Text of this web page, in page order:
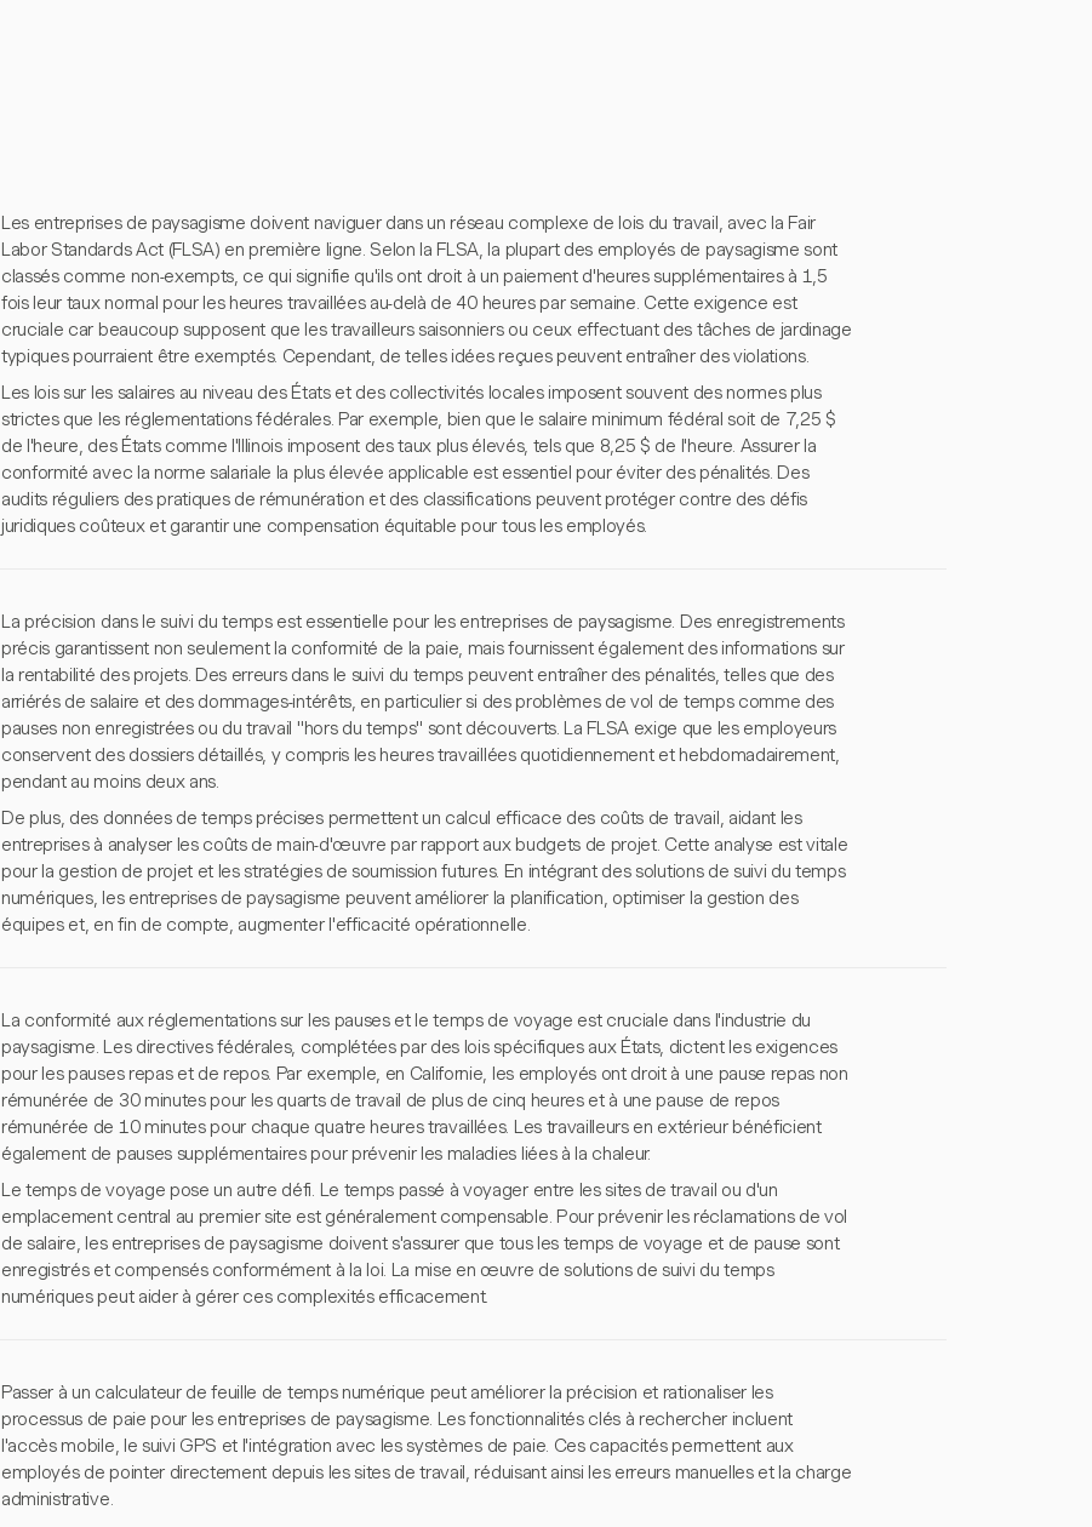
Les entreprises de paysagisme doivent naviguer dans un réseau complexe de lois du travail, avec la Fair
Labor Standards Act (FLSA) en première ligne. Selon la FLSA, la plupart des employés de paysagisme sont
classés comme non-exempts, ce qui signifie qu'ils ont droit à un paiement d'heures supplémentaires à 1,5
fois leur taux normal pour les heures travaillées au-delà de 40 heures par semaine. Cette exigence est
cruciale car beaucoup supposent que les travailleurs saisonniers ou ceux effectuant des tâches de jardinage
typiques pourraient être exemptés. Cependant, de telles idées reçues peuvent entraîner des violations.
Les lois sur les salaires au niveau des États et des collectivités locales imposent souvent des normes plus
strictes que les réglementations fédérales. Par exemple, bien que le salaire minimum fédéral soit de 7,25 $
de l'heure, des États comme l'Illinois imposent des taux plus élevés, tels que 8,25 $ de l'heure. Assurer la
conformité avec la norme salariale la plus élevée applicable est essentiel pour éviter des pénalités. Des
audits réguliers des pratiques de rémunération et des classifications peuvent protéger contre des défis
juridiques coûteux et garantir une compensation équitable pour tous les employés.
La précision dans le suivi du temps est essentielle pour les entreprises de paysagisme. Des enregistrements
précis garantissent non seulement la conformité de la paie, mais fournissent également des informations sur
la rentabilité des projets. Des erreurs dans le suivi du temps peuvent entraîner des pénalités, telles que des
arriérés de salaire et des dommages-intérêts, en particulier si des problèmes de vol de temps comme des
pauses non enregistrées ou du travail "hors du temps" sont découverts. La FLSA exige que les employeurs
conservent des dossiers détaillés, y compris les heures travaillées quotidiennement et hebdomadairement,
pendant au moins deux ans.
De plus, des données de temps précises permettent un calcul efficace des coûts de travail, aidant les
entreprises à analyser les coûts de main-d'œuvre par rapport aux budgets de projet. Cette analyse est vitale
pour la gestion de projet et les stratégies de soumission futures. En intégrant des solutions de suivi du temps
numériques, les entreprises de paysagisme peuvent améliorer la planification, optimiser la gestion des
équipes et, en fin de compte, augmenter l'efficacité opérationnelle.
La conformité aux réglementations sur les pauses et le temps de voyage est cruciale dans l'industrie du
paysagisme. Les directives fédérales, complétées par des lois spécifiques aux États, dictent les exigences
pour les pauses repas et de repos. Par exemple, en Californie, les employés ont droit à une pause repas non
rémunérée de 30 minutes pour les quarts de travail de plus de cinq heures et à une pause de repos
rémunérée de 10 minutes pour chaque quatre heures travaillées. Les travailleurs en extérieur bénéficient
également de pauses supplémentaires pour prévenir les maladies liées à la chaleur.
Le temps de voyage pose un autre défi. Le temps passé à voyager entre les sites de travail ou d'un
emplacement central au premier site est généralement compensable. Pour prévenir les réclamations de vol
de salaire, les entreprises de paysagisme doivent s'assurer que tous les temps de voyage et de pause sont
enregistrés et compensés conformément à la loi. La mise en œuvre de solutions de suivi du temps
numériques peut aider à gérer ces complexités efficacement.
Passer à un calculateur de feuille de temps numérique peut améliorer la précision et rationaliser les
processus de paie pour les entreprises de paysagisme. Les fonctionnalités clés à rechercher incluent
l'accès mobile, le suivi GPS et l'intégration avec les systèmes de paie. Ces capacités permettent aux
employés de pointer directement depuis les sites de travail, réduisant ainsi les erreurs manuelles et la charge
administrative.